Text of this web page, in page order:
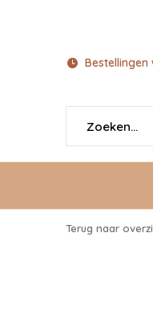
Terug naar